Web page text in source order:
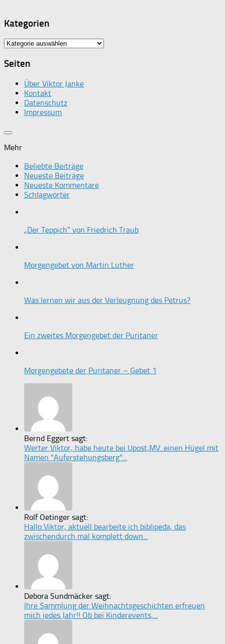
Kategorien
Kategorien
Seiten
Über Viktor Janke
Kontakt
Datenschutz
Impressum
Mehr
Beliebte Beiträge
Neueste Beiträge
Neueste Kommentare
Schlagwörter
„Der Teppich“ von Friedrich Traub
Morgengebet von Martin Luther
Was lernen wir aus der Verleugnung des Petrus?
Ein zweites Morgengebet der Puritaner
Morgengebete der Puritaner – Gebet 1
Bernd Eggert sagt:
Werter Viktor, habe heute bei Upost,MV. einen Hügel mit
Namen "Auferstehungsberg"...
Rolf Oetinger sagt:
Hallo Viktor, aktuell bearbeite ich biblipeda, das
zwischendurch mal komplett down...
Debora Sundmäcker sagt:
Ihre Sammlung der Weihnachtsgeschichten erfreuen
mich jedes Jahr!! Ob bei Kinderevents,...